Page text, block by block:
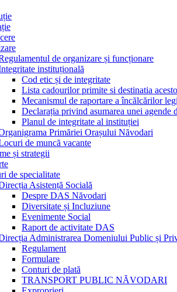
de organizare și funcționare
instituțională
Cod etic și de integritate
Lista cadourilor primite si destinatia
Mecanismul de raportare a încălcărilor
Declarația privind asumarea unei agende
Planul de integritate al instituției
Primăriei Orașului Năvodari
de muncă vacante
și strategii
de specialitate
Asistență Socială
Despre DAS Năvodari
Diversitate și Incluziune
Evenimente Social
Raport de activitate DAS
Administrarea Domeniului Public și
Regulament
Formulare
Conturi de plată
TRANSPORT PUBLIC NĂVODARI